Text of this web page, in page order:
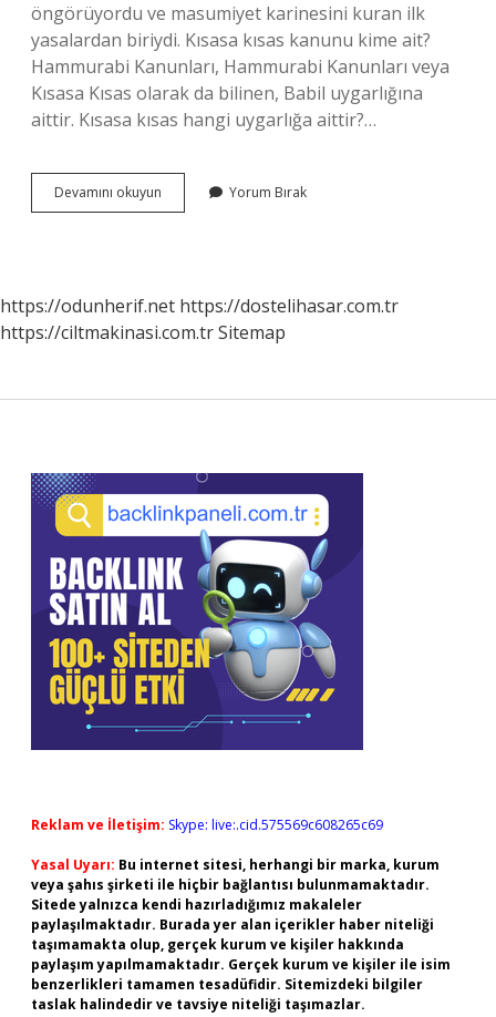
öngörüyordu ve masumiyet karinesini kuran ilk
yasalardan biriydi. Kısasa kısas kanunu kime ait?
Hammurabi Kanunları, Hammurabi Kanunları veya
Kısasa Kısas olarak da bilinen, Babil uygarlığına
aittir. Kısasa kısas hangi uygarlığa aittir?…
Devamını okuyun Hammurabi
Kanunları
Yorum Bırak
https://odunherif.net https://dostelihasar.com.tr
https://ciltmakinasi.com.trSitemap
Sidebar
Reklam ve İletişim: Skype: live:.cid.575569c608265c69
Yasal Uyarı: Bu internet sitesi, herhangi bir marka, kurum
veya şahıs şirketi ile hiçbir bağlantısı bulunmamaktadır.
Sitede yalnızca kendi hazırladığımız makaleler
paylaşılmaktadır. Burada yer alan içerikler haber niteliği
taşımamakta olup, gerçek kurum ve kişiler hakkında
paylaşım yapılmamaktadır. Gerçek kurum ve kişiler ile isim
benzerlikleri tamamen tesadüfidir. Sitemizdeki bilgiler
taslak halindedir ve tavsiye niteliği taşımazlar.